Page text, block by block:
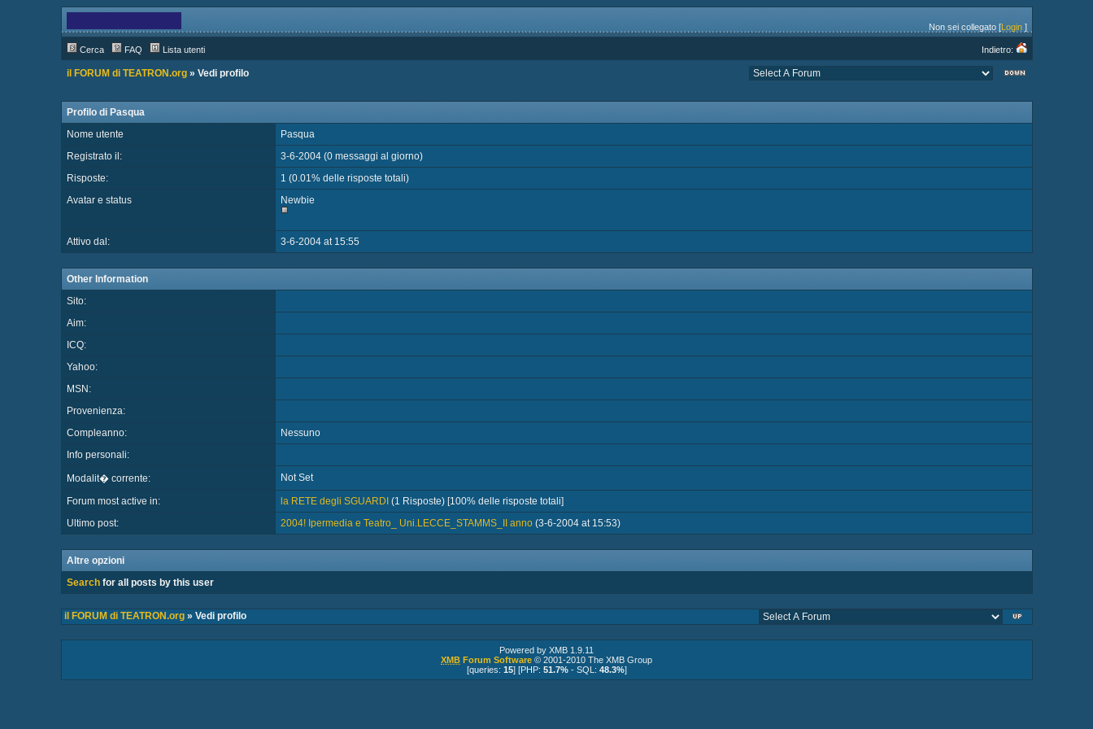
Non sei collegato [Login]
Cerca FAQ Lista utenti Indietro:
il FORUM di TEATRON.org» Vedi profilo
Profilo di Pasqua
Nome utente
Pasqua
Registrato il:
3-6-2004 (0 messaggi al giorno)
Risposte:
1 (0.01% delle risposte totali)
Avatar e status
Newbie
Attivo dal: 3-6-2004 at 15:55
Other Information
Sito:
Aim:
ICQ:
Yahoo:
MSN:
Provenienza:
Compleanno:
Nessuno
Info personali:
Modalit� corrente: Not Set
Forum most active in: la RETE degli SGUARDI (1 Risposte) [100% delle risposte totali]
Ultimo post:
2004! Ipermedia e Teatro_ Uni.LECCE_STAMMS_II anno(3-6-2004 at 15:53)
Altre opzioni
Searchfor all posts by this user
il FORUM di TEATRON.org» Vedi profilo
Powered by XMB 1.9.11
XMB Forum Software © 2001-2010 The XMB Group
[queries: 15] [PHP: 51.7%- SQL: 48.3%]